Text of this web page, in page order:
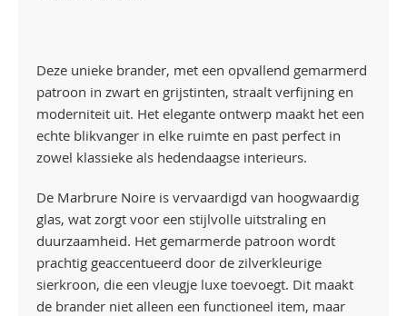
Deze unieke brander, met een opvallend gemarmerd
patroon in zwart en grijstinten, straalt verfijning en
moderniteit uit. Het elegante ontwerp maakt het een
echte blikvanger in elke ruimte en past perfect in
zowel klassieke als hedendaagse interieurs.
De Marbrure Noire is vervaardigd van hoogwaardig
glas, wat zorgt voor een stijlvolle uitstraling en
duurzaamheid. Het gemarmerde patroon wordt
prachtig geaccentueerd door de zilverkleurige
sierkroon, die een vleugje luxe toevoegt. Dit maakt
de brander niet alleen een functioneel item, maar